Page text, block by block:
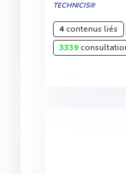
TECHNICIS®
4contenus liés
3339